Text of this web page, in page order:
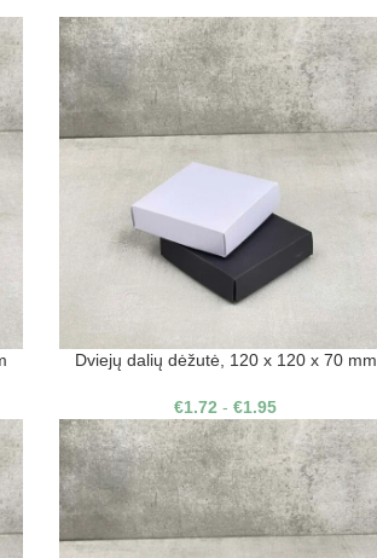
Dviejų dalių dėžutė, 120 x 120 x 70 mm
€1.72 -€1.95